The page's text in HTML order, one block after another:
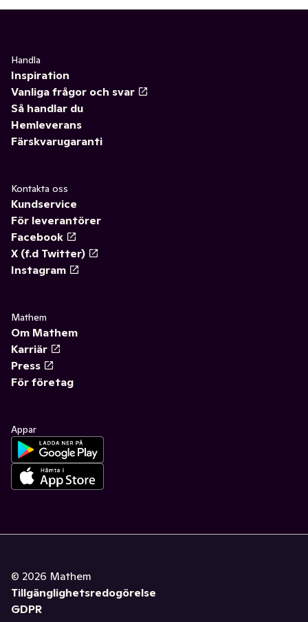
Handla
Inspiration
Vanliga frågor och svar
Så handlar du
Hemleverans
Färskvarugaranti
Kontakta oss
Kundservice
För leverantörer
Facebook
X (f.d Twitter)
Instagram
Mathem
Om Mathem
Karriär
Press
För företag
Appar
© 2026 Mathem
Tillgänglighetsredogörelse
GDPR